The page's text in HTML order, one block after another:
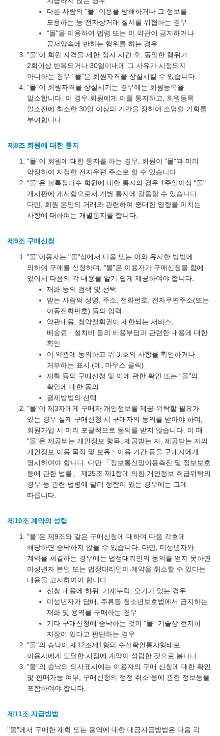
다른 사람의 "몰" 이용을 방해하거나 그 정보를
도용하는 등 전자상거래 질서를 위협하는 경우
"몰"을 이용하여 법령 또는 이 약관이 금지하거나
공서양속에 반하는 행위를 하는 경우
"몰"이 회원 자격을 제한·정지 시킨 후, 동일한 행위가
2회이상 반복되거나 30일이내에 그 사유가 시정되지
아니하는 경우 "몰"은 회원자격을 상실시킬 수 있습니다.
"몰"이 회원자격을 상실시키는 경우에는 회원등록을
말소합니다. 이 경우 회원에게 이를 통지하고, 회원등록
말소전에 최소한 30일 이상의 기간을 정하여 소명할 기회를
부여합니다.
제8조 회원에 대한 통지
"몰"이 회원에 대한 통지를 하는 경우, 회원이 "몰"과 미리
약정하여 지정한 전자우편 주소로 할 수 있습니다.
"몰"은 불특정다수 회원에 대한 통지의 경우 1주일이상 "몰"
게시판에 게시함으로서 개별 통지에 갈음할 수 있습니다.
다만, 회원 본인의 거래와 관련하여 중대한 영향을 미치는
사항에 대하여는 개별통지를 합니다.
제9조 구매신청
"몰"이용자는 "몰"상에서 다음 또는 이와 유사한 방법에
의하여 구매를 신청하며, "몰"은 이용자가 구매신청을 함에
있어서 다음의 각 내용을 알기 쉽게 제공하여야 합니다.
재화 등의 검색 및 선택
받는 사람의 성명, 주소, 전화번호, 전자우편주소(또는
이동전화번호) 등의 입력
약관내용, 청약철회권이 제한되는 서비스,
배송료ㆍ설치비 등의 비용부담과 관련한 내용에 대한
확인
이 약관에 동의하고 위 3.호의 사항을 확인하거나
거부하는 표시 (예, 마우스 클릭)
재화 등의 구매신청 및 이에 관한 확인 또는 “몰”의
확인에 대한 동의
결제방법의 선택
"몰"이 제3자에게 구매자 개인정보를 제공·위탁할 필요가
있는 경우 실제 구매신청 시 구매자의 동의를 받아야 하며,
회원가입 시 미리 포괄적으로 동의를 받지 않습니다. 이 때
"몰"은 제공되는 개인정보 항목, 제공받는 자, 제공받는 자의
개인정보 이용 목적 및 보유ㆍ이용 기간 등을 구매자에게
명시하여야 합니다. 다만 「정보통신망이용촉진 및 정보보호
등에 관한 법률」 제25조 제1항에 의한 개인정보 취급위탁의
경우 등 관련 법령에 달리 정함이 있는 경우에는 그에
따릅니다.
제10조 계약의 성립
"몰"은 제9조와 같은 구매신청에 대하여 다음 각호에
해당하면 승낙하지 않을 수 있습니다. 다만, 미성년자와
계약을 체결하는 경우에는 법정대리인의 동의를 얻지 못하면
미성년자 본인 또는 법정대리인이 계약을 취소할 수 있다는
내용을 고지하여야 합니다.
신청 내용에 허위, 기재누락, 오기가 있는 경우
미성년자가 담배, 주류등 청소년보호법에서 금지하는
재화 및 용역을 구매하는 경우
기타 구매신청에 승낙하는 것이 "몰" 기술상 현저히
지장이 있다고 판단하는 경우
"몰"의 승낙이 제12조제1항의 수신확인통지형태로
이용자에게 도달한 시점에 계약이 성립한 것으로 봅니다.
"몰"의 승낙의 의사표시에는 이용자의 구매 신청에 대한 확인
및 판매가능 여부, 구매신청의 정정 취소 등에 관한 정보등을
포함하여야 합니다.
제11조 지급방법
"몰"에서 구매한 재화 또는 용역에 대한 대금지급방법은 다음 각